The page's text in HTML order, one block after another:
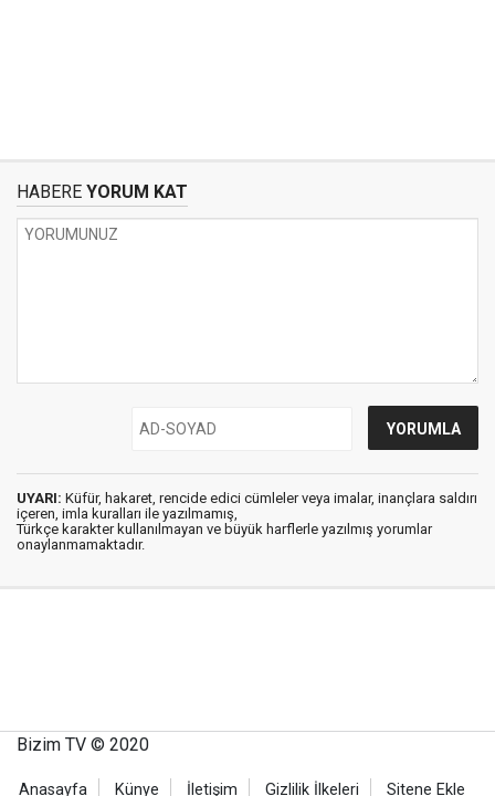
HABERE YORUM KAT
UYARI: Küfür, hakaret, rencide edici cümleler veya imalar, inançlara saldırı
içeren, imla kuralları ile yazılmamış,
Türkçe karakter kullanılmayan ve büyük harflerle yazılmış yorumlar
onaylanmamaktadır.
Bizim TV © 2020
Anasayfa Künye İletişim Gizlilik İlkeleri Sitene Ekle